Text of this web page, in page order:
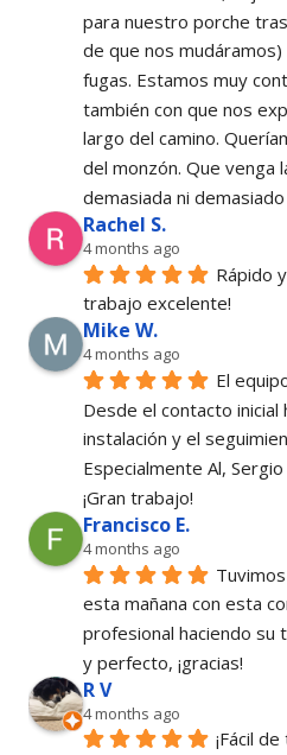
para nuestro porche
de que nos
fugas. Estamos muy
también con que nos
largo del camino.
del monzón. Que venga
demasiada ni
Rachel S.
4 months ago
Rápido
trabajo excelente!
Mike W.
4 months ago
El
Desde el contacto inicial
instalación y el
Especialmente Al,
¡Gran trabajo!
Francisco E.
4 months ago
esta mañana con esta
profesional haciendo su
y perfecto, ¡gracias!
R V
4 months ago
¡Fácil